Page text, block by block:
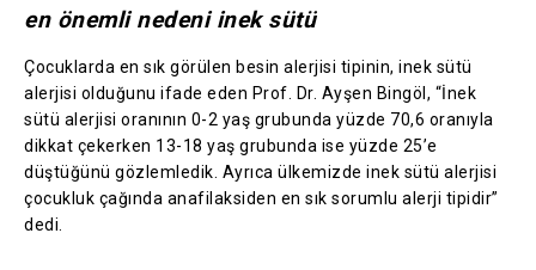
en önemli nedeni inek sütü
Çocuklarda en sık görülen besin alerjisi tipinin, inek sütü
alerjisi olduğunu ifade eden Prof. Dr. Ayşen Bingöl, “İnek
sütü alerjisi oranının 0-2 yaş grubunda yüzde 70,6 oranıyla
dikkat çekerken 13-18 yaş grubunda ise yüzde 25’e
düştüğünü gözlemledik. Ayrıca ülkemizde inek sütü alerjisi
çocukluk çağında anafilaksiden en sık sorumlu alerji tipidir”
dedi.